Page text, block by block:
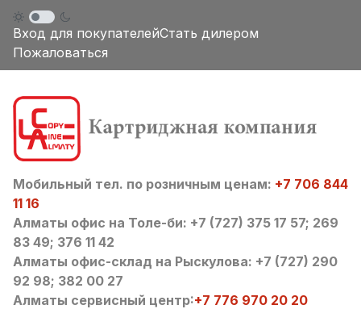
Вход для покупателейСтать дилером
Пожаловаться
Мобильный тел. по розничным ценам: +7 706 844
11 16
Алматы офис на Толе-би: +7 (727) 375 17 57; 269
83 49; 376 11 42
Алматы офис-склад на Рыскулова: +7 (727) 290
92 98; 382 00 27
Алматы сервисный центр:+7 776 970 20 20